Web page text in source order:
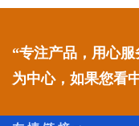
“专注产品，用心
为中心，如果您看